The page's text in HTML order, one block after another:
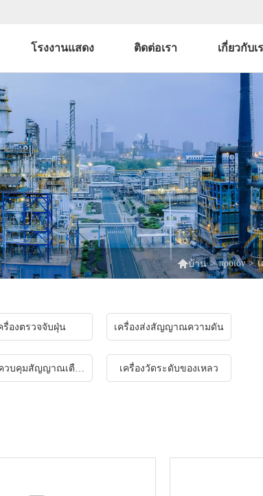
โรงงานแสดง ติดต่อเรา เกี่ยวกับเ
บ้าน > προϊόν >
รื่องตรวจจับฝุ่น เครื่องส่งสัญญาณความดัน
ระบบควบคุมสัญญาณเตือนประกายไฟไปป์ไลน์ เครื่องวัดระดับของเหลว